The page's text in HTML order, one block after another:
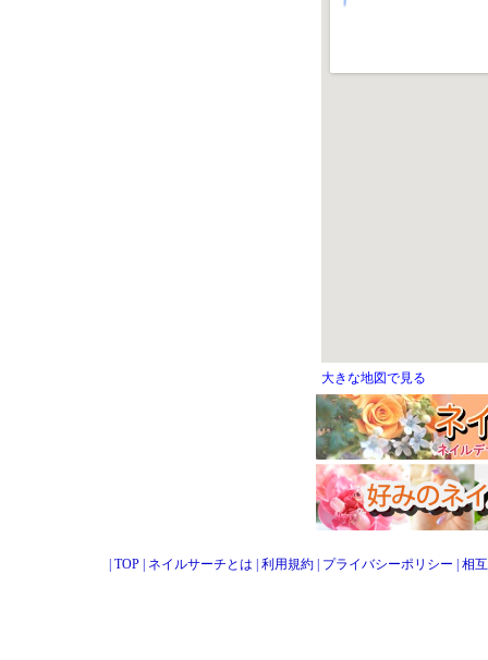
大きな地図で見る
TOP ネイルサーチとは 利用規約 プライバシーポリシー 相